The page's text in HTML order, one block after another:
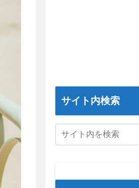
サイト内検索